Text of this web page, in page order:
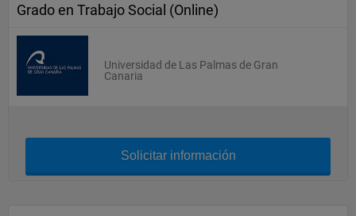
Grado en Trabajo Social (Online)
Universidad de Las Palmas de Gran
Canaria
Solicitar información